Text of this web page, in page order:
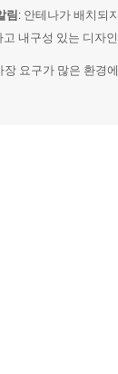
림: 안테나가 배치되
고 내구성 있는 디자
요구가 많은 환경